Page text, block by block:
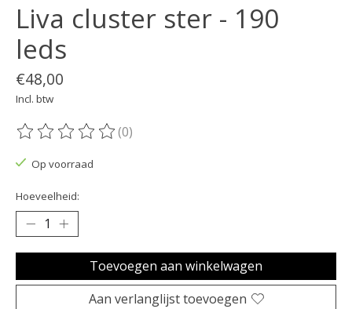
Liva cluster ster - 190
leds
€48,00
Incl. btw
De beoordeling van dit product is
(0)
Op voorraad
Hoeveelheid:
Toevoegen aan winkelwagen
Aan verlanglijst toevoegen